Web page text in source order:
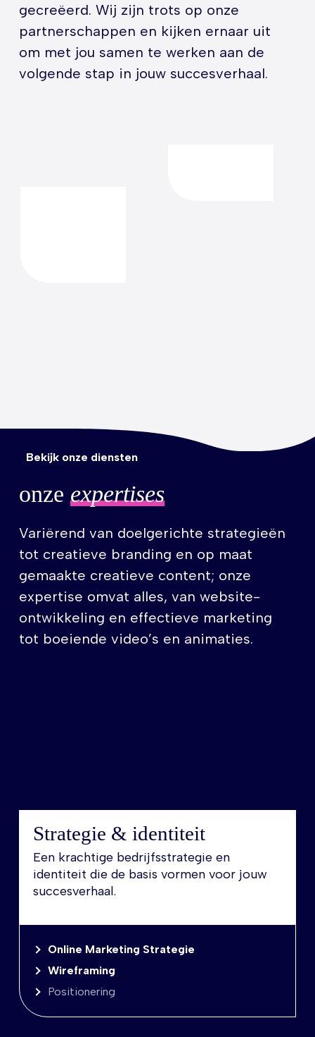
gecreëerd. Wij zijn trots op onze
partnerschappen en kijken ernaar uit
om met jou samen te werken aan de
volgende stap in jouw succesverhaal.
Bekijk onze diensten
onze expertises
Variërend van doelgerichte strategieën
tot creatieve branding en op maat
gemaakte creatieve content; onze
expertise omvat alles, van website-
ontwikkeling en effectieve marketing
tot boeiende video’s en animaties.
Strategie & identiteit
Een krachtige bedrijfsstrategie en
identiteit die de basis vormen voor jouw
succesverhaal.
Online Marketing Strategie
Wireframing
Positionering